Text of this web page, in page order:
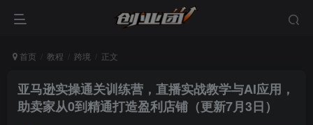
首页 教程 跨境 正文
亚马逊实操通关训练营，直播实战教学与AI应用，
助卖家从0到精通打造盈利店铺（更新7月3日）